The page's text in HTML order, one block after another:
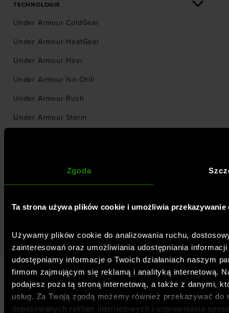
Zgoda
Ta strona używa plików cookie i umożliwia
Używamy plików cookie do analizowania ruchu,
zainteresowań oraz umożliwiania udostępniania
udostępniamy informacje o Twoich działaniach naszym
firmom zajmującym się reklamą i analityką internetową.
podajesz poza tą stroną internetową, a także z danymi,
usług. Za Twoją zgodą możemy również przekazywać
dopasowanych reklam internetowych i usprawniania
TECHNOLOGIE
Under Armour ColdGear
Under Armour HeatGear
Under Armour Hovr
Under Armour Iso-Chill
Under Armour Rush
Under Armour Storm
Wszystkie prawa zastrzeżone © 2026 sportstylestory.com:
Odzież,
obuwie i akcesoria sportowe